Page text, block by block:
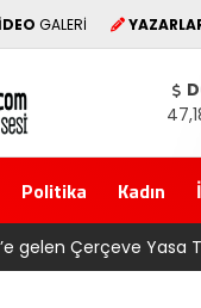
GALERİ
Politika Kadın
Memleketi